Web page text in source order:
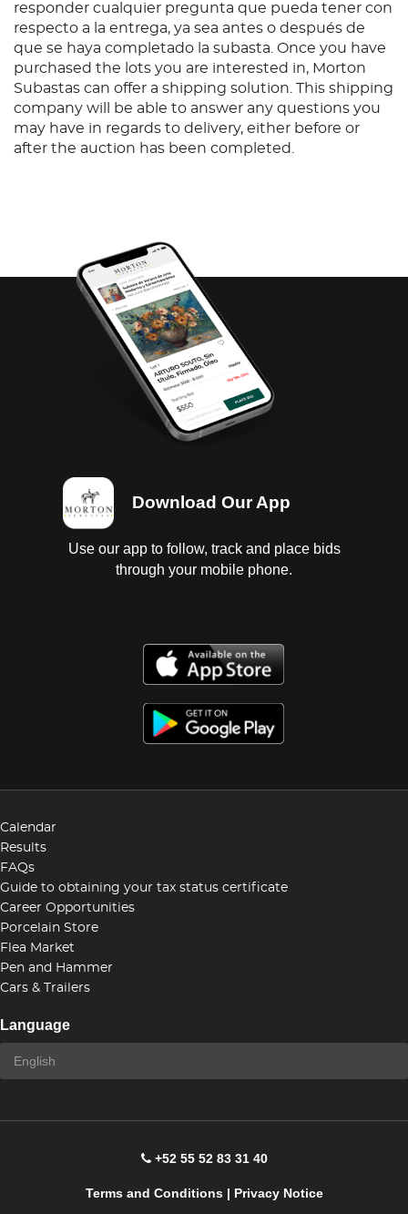
responder cualquier pregunta que pueda tener con
respecto a la entrega, ya sea antes o después de
que se haya completado la subasta. Once you have
purchased the lots you are interested in, Morton
Subastas can offer a shipping solution. This shipping
company will be able to answer any questions you
may have in regards to delivery, either before or
after the auction has been completed.
Download Our App
Use our app to follow, track and place bids
through your mobile phone.
Calendar
Results
FAQs
Guide to obtaining your tax status certificate
Career Opportunities
Porcelain Store
Flea Market
Pen and Hammer
Cars & Trailers
Language
+52 55 52 83 31 40
Terms and Conditions| Privacy Notice